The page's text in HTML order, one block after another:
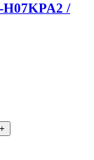
H07KPA2 /